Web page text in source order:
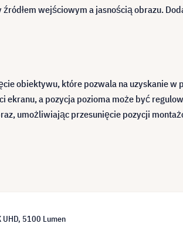
wejściowym a jasnością obrazu.
obiektywu, które pozwala na uzyskanie w
a pozycja pozioma może być
umożliwiając przesunięcie pozycji
5100 Lumen